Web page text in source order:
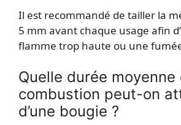
Il est recommandé de tailler la
5 mm avant chaque usage afin
flamme trop haute ou une
Quelle durée moyenne
combustion peut-on
d’une bougie ?